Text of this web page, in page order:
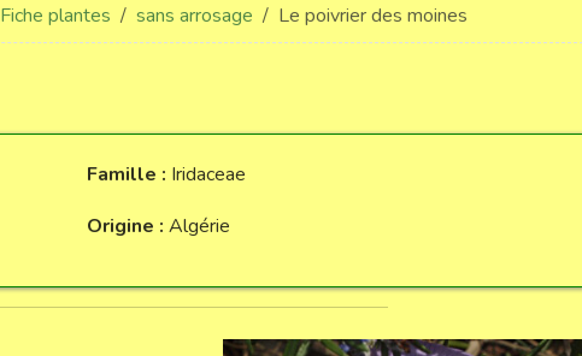
Fiche plantes sans arrosage Le poivrier des moines
Famille : Iridaceae
Origine : Algérie